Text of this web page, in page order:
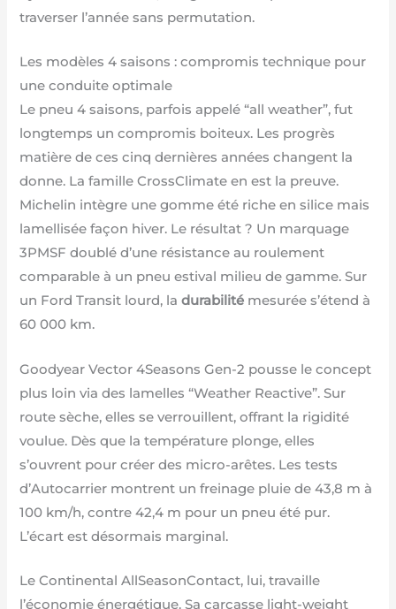
traverser l’année sans permutation.
Les modèles 4 saisons : compromis technique pour
une conduite optimale
Le pneu 4 saisons, parfois appelé “all weather”, fut
longtemps un compromis boiteux. Les progrès
matière de ces cinq dernières années changent la
donne. La famille CrossClimate en est la preuve.
Michelin intègre une gomme été riche en silice mais
lamellisée façon hiver. Le résultat ? Un marquage
3PMSF doublé d’une résistance au roulement
comparable à un pneu estival milieu de gamme. Sur
un Ford Transit lourd, ladurabilité mesurée s’étend à
60 000 km.
Goodyear Vector 4Seasons Gen-2 pousse le concept
plus loin via des lamelles “Weather Reactive”. Sur
route sèche, elles se verrouillent, offrant la rigidité
voulue. Dès que la température plonge, elles
s’ouvrent pour créer des micro-arêtes. Les tests
d’Autocarrier montrent un freinage pluie de 43,8 m à
100 km/h, contre 42,4 m pour un pneu été pur.
L’écart est désormais marginal.
Le Continental AllSeasonContact, lui, travaille
l’économie énergétique. Sa carcasse light-weight